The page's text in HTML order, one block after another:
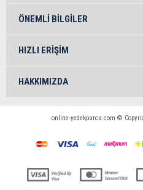
ÖNEMLI BILGILER
HIZLI ERIŞIM
HAKKIMIZDA
online-yedekparca.com ©